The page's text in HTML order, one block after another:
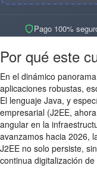
Pago 100%
Por qué este
En el dinámico
aplicaciones robustas,
El lenguaje Java, y
empresarial (J2EE,
angular en la
avanzamos hacia 2026,
J2EE no solo persiste,
continua digitalización